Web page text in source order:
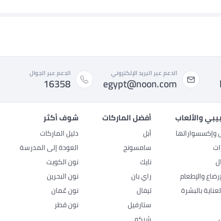
الدعم عبر البريد الإلكتروني
egypt@noon.com
الدعم عبر الجوال
16358
والألعاب
وإكسسواراتها
والإطعام
بالبشرة
أفضل الماركات
أبل
سامسونج
نايك
راي بان
تيفال
ستارفيل
شوف أكثر
دليل الماركات
العودة إلى المدرسة
نون الكويت
نون البحرين
نون عُمان
نون قطر